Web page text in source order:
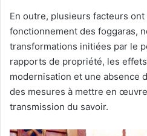
En outre, plusieurs facteurs
fonctionnement des foggaras,
transformations initiées par le
rapports de propriété, les
modernisation et une absence
des mesures à mettre en
transmission du savoir.